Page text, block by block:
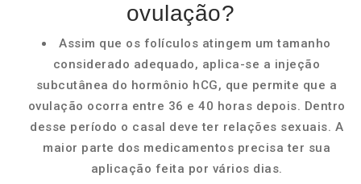
ovulação?
Assim que os folículos atingem um tamanho
considerado adequado, aplica-se a injeção
subcutânea do hormônio hCG, que permite que a
ovulação ocorra entre 36 e 40 horas depois. Dentro
desse período o casal deve ter relações sexuais. A
maior parte dos medicamentos precisa ter sua
aplicação feita por vários dias.